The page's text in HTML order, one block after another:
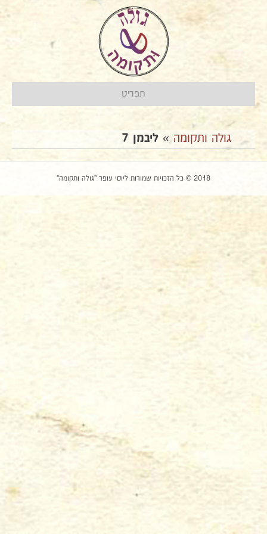
תפריט
גולה ותקומה » ליבמן 7
2018 © כל הזכויות שמורות ליוסי עופר "גולה ותקומה"